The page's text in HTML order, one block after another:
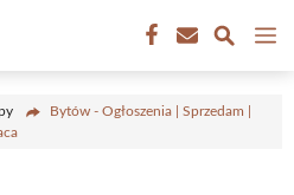
Bytów - Ogłoszenia | Sprzedam |